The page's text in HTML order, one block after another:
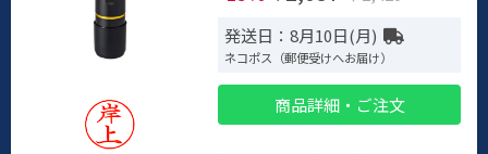
発送日：8月10日(月)
ネコポス（郵便受けへお届け）
商品詳細・ご注文